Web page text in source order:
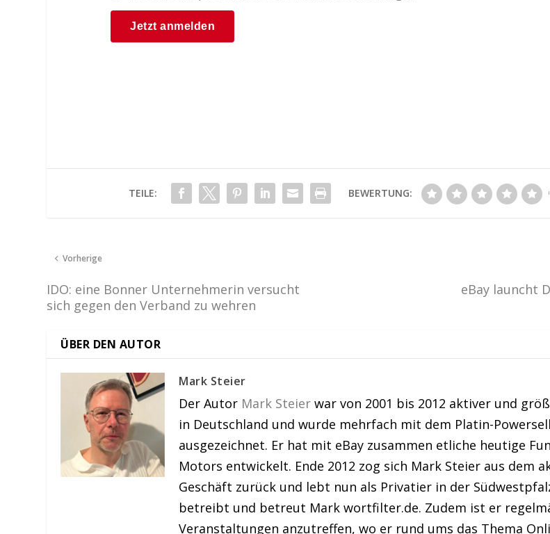
TEILE: BEWERTUNG:
Vorherige
IDO: eine Bonner Unternehmerin versucht
sich gegen den Verband zu wehren
eBay launcht
ÜBER DEN AUTOR
Mark Steier
Der Autor Mark Steier war von 2001 bis 2012 aktiver und
in Deutschland und wurde mehrfach mit dem Platin-
ausgezeichnet. Er hat mit eBay zusammen etliche heutige
Motors entwickelt. Ende 2012 zog sich Mark Steier aus dem
Geschäft zurück und lebt nun als Privatier in der
betreibt und betreut Mark wortfilter.de. Zudem ist er
Veranstaltungen anzutreffen, wo er rund ums das Thema